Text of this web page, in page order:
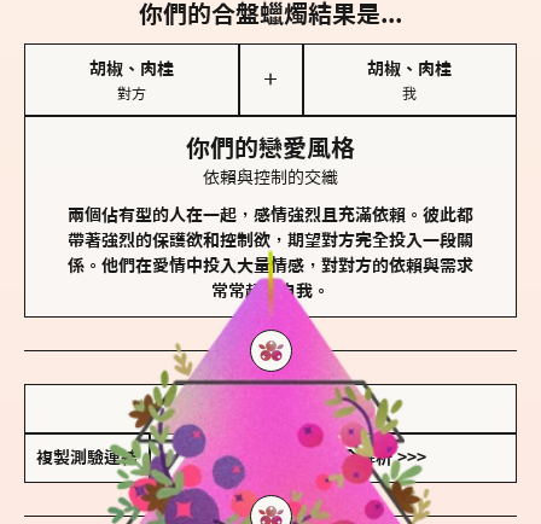
你們的合盤蠟燭結果是...
胡椒、肉桂
對方
＋
胡椒、肉桂
我
你們的戀愛風格
依賴與控制的交織
兩個佔有型的人在一起，感情強烈且充滿依賴。彼此都
帶著強烈的保護欲和控制欲，期望對方完全投入一段關
係。他們在愛情中投入大量情感，對對方的依賴與需求
常常超越自我。
儲存我的結果圖
複製測驗連結 查看香氛類型全解析 >>>